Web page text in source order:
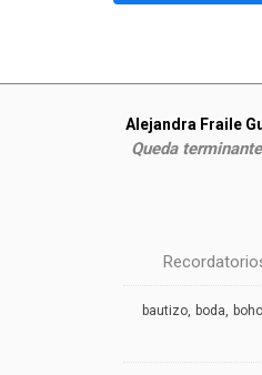
Alejandra Fraile
Queda
bautizo boda